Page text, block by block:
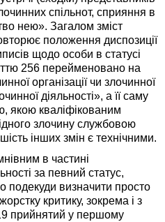
спільнот, сприяння в
нею». Загалом зміст
положення диспозиції
щодо особи в статусі
256 перейменовано на
організації чи злочинної
діяльності», а її саму
якою кваліфікованим
злочину службовою
інших змін є технічними.
в частині
за певний статус,
подекуди визначити просто
критику, зокрема і з
прийнятий у першому